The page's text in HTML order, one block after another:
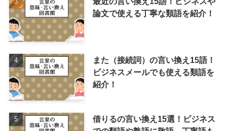
論文で使える丁寧な類語を紹介！
また（接続詞）の言い換え15語！
ビジネスメールでも使える類語を
紹介！
借りるの言い換え15選！ビジネス